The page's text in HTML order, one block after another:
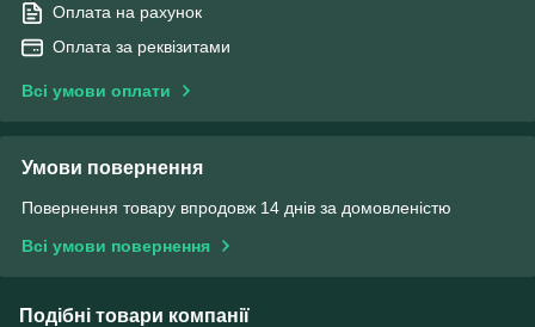
Оплата на рахунок
Оплата за реквізитами
Всі умови оплати
Умови повернення
Повернення товару впродовж 14 днів за домовленістю
Всі умови повернення
Подібні товари компанії